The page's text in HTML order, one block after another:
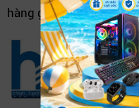
hàng giờ liền mỗi ngày.